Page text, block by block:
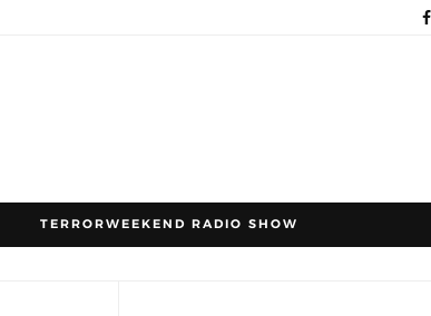
TERRORWEEKEND RADIO SHOW